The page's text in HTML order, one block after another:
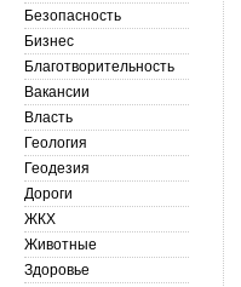
Безопасность
Бизнес
Благотворительность
Вакансии
Власть
Геология
Геодезия
Дороги
ЖКХ
Животные
Здоровье